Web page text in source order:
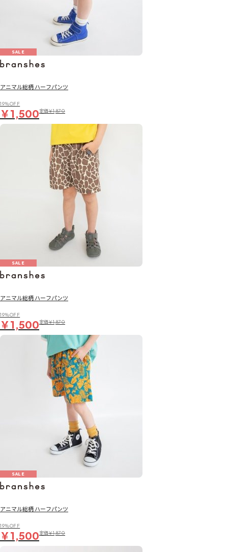
SALE
アニマル総柄 ハーフパンツ
19％OFF
￥1,500定価￥1,870
SALE
アニマル総柄 ハーフパンツ
19％OFF
￥1,500定価￥1,870
SALE
アニマル総柄 ハーフパンツ
19％OFF
￥1,500定価￥1,870